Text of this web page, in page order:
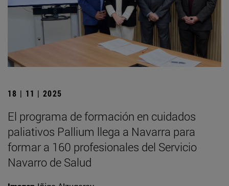
18 | 11 | 2025
El programa de formación en cuidados
paliativos Pallium llega a Navarra para
formar a 160 profesionales del Servicio
Navarro de Salud